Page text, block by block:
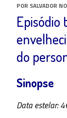
POR SALVADOR
Episódio
do
Sinopse
Data estelar: